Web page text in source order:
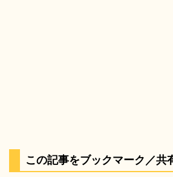
この記事をブックマーク／共